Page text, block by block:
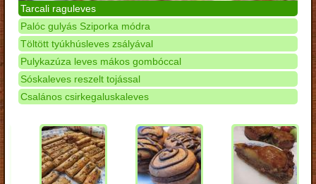
Tarcali raguleves
Palóc gulyás Sziporka módra
Töltött tyúkhúsleves zsályával
Pulykazúza leves mákos gombóccal
Sóskaleves reszelt tojással
Csalános csirkegaluskaleves